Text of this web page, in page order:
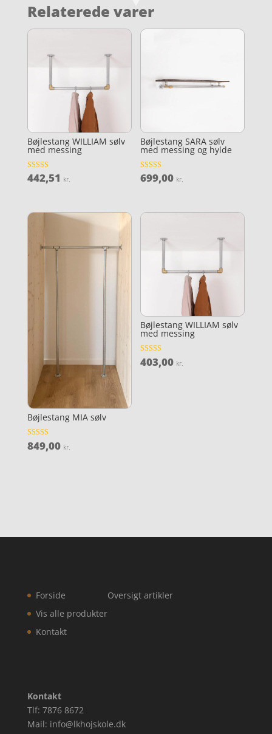
Relaterede varer
Bøjlestang WILLIAM sølv
med messing
Vurderet
4.3
442,51 kr.
Bøjlestang SARA sølv
med messing og hylde
Vurderet
4.3
699,00 kr.
Bøjlestang MIA sølv
Vurderet
3.8
849,00 kr.
Bøjlestang WILLIAM sølv
med messing
Vurderet
4.1
403,00 kr.
Forside
Vis alle produkter
Kontakt
Oversigt artikler
Kontakt
Tlf: 7876 8672
Mail: info@lkhojskole.dk